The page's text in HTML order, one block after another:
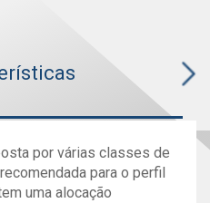
por várias classes de
para o perfil
uma alocação